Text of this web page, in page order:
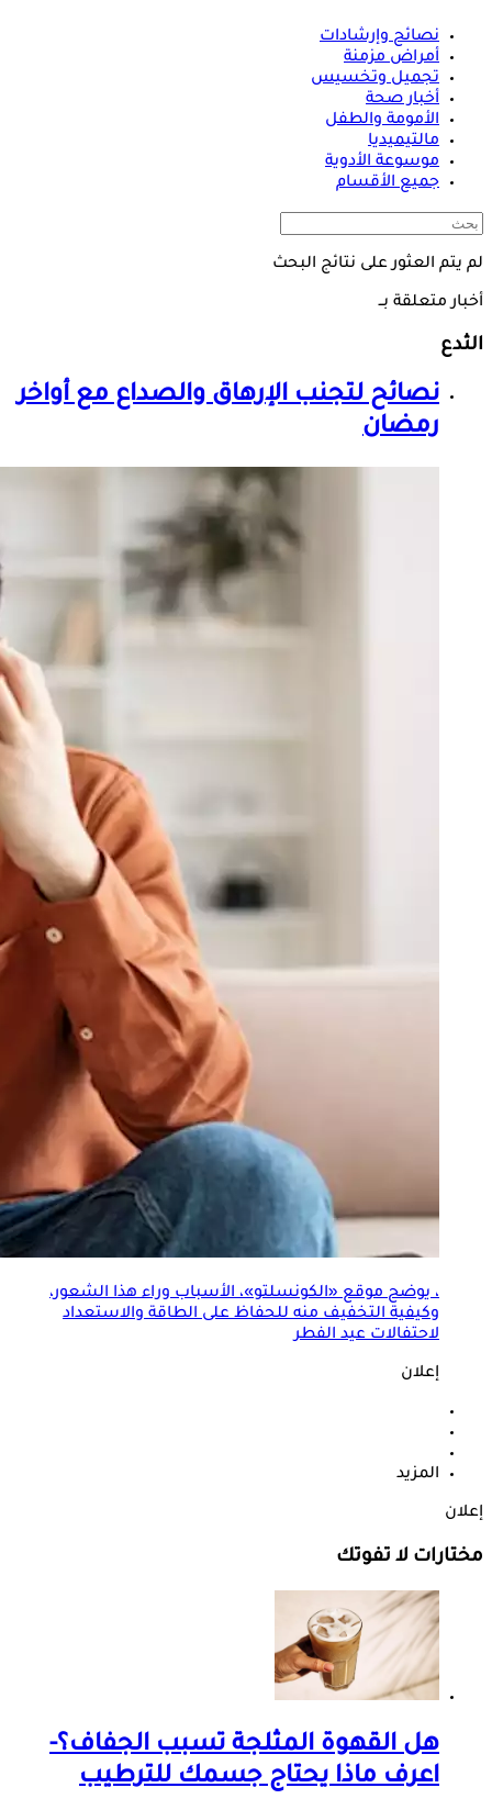
نصائح وإرشادات
أمراض مزمنة
تجميل وتخسيس
أخبار صحة
الأمومة والطفل
مالتيميديا
موسوعة الأدوية
جميع الأقسام
لم يتم العثور على نتائج البحث
أخبار متعلقة بــ
الثدع
نصائح لتجنب الإرهاق والصداع مع أواخر
رمضان
، يوضح موقع «الكونسلتو»، الأسباب وراء هذا الشعور،
وكيفية التخفيف منه للحفاظ على الطاقة والاستعداد
لاحتفالات عيد الفطر
إعلان
المزيد
إعلان
مختارات لا تفوتك
هل القهوة المثلجة تسبب الجفاف؟-
اعرف ماذا يحتاج جسمك للترطيب